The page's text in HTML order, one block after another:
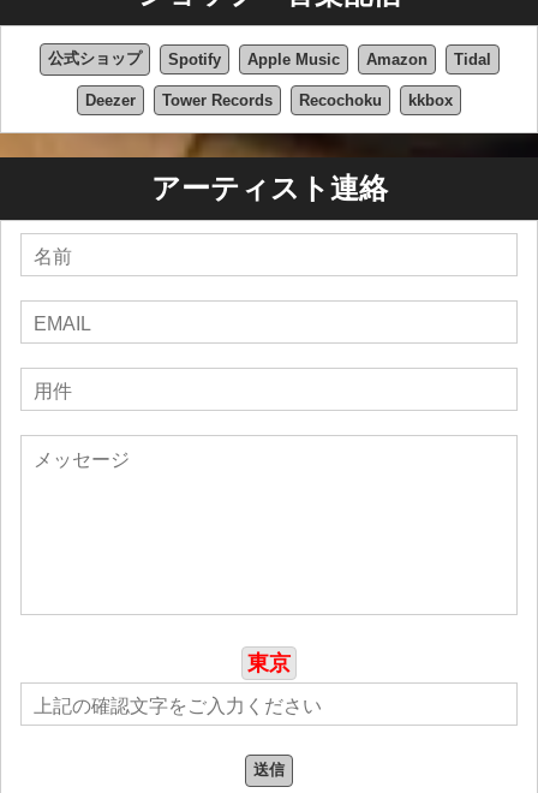
公式ショップ Spotify Apple Music Amazon Tidal
Deezer Tower Records Recochoku kkbox
アーティスト連絡
東京
送信